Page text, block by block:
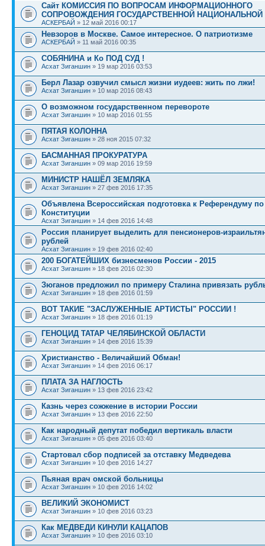
Сайт КОМИССИЯ ПО ВОПРОСАМ ИНФОРМАЦИОННОГО
СОПРОВОЖДЕНИЯ ГОСУДАРСТВЕННОЙ НАЦИОНАЛЬНОЙ
АСКЕРБАЙ » 12 май 2016 00:17
Невзоров в Москве. Самое интересное. О патриотизме
АСКЕРБАЙ » 11 май 2016 00:35
СОБЯНИНА и Ко ПОД СУД !
Асхат Зиганшин » 19 мар 2016 03:53
Берл Лазар озвучил смысл жизни иудеев: жить по лжи!
Асхат Зиганшин » 10 мар 2016 08:43
О возможном государственном перевороте
Асхат Зиганшин » 10 мар 2016 01:55
ПЯТАЯ КОЛОННА
Асхат Зиганшин » 28 ноя 2015 07:32
БАСМАННАЯ ПРОКУРАТУРА
Асхат Зиганшин » 09 мар 2016 19:59
МИНИСТР НАШЁЛ ЗЕМЛЯКА
Асхат Зиганшин » 27 фев 2016 17:35
Объявлена Всероссийская подготовка к Референдуму
Конституции
Асхат Зиганшин » 14 фев 2016 14:48
Россия планирует выделить для пенсионеров-
рублей
Асхат Зиганшин » 19 фев 2016 02:40
200 БОГАТЕЙШИХ бизнесменов России - 2015
Асхат Зиганшин » 18 фев 2016 02:30
Зюганов предложил по примеру Сталина привязать
Асхат Зиганшин » 18 фев 2016 01:59
ВОТ ТАКИЕ "ЗАСЛУЖЕННЫЕ АРТИСТЫ" РОССИИ !
Асхат Зиганшин » 18 фев 2016 01:19
ГЕНОЦИД ТАТАР ЧЕЛЯБИНСКОЙ ОБЛАСТИ
Асхат Зиганшин » 14 фев 2016 15:39
Христианство - Величайший Обман!
Асхат Зиганшин » 14 фев 2016 06:17
ПЛАТА ЗА НАГЛОСТЬ
Асхат Зиганшин » 13 фев 2016 23:42
Казнь через сожжение в истории России
Асхат Зиганшин » 13 фев 2016 22:50
Как народный депутат победил вертикаль власти
Асхат Зиганшин » 05 фев 2016 03:40
Стартовал сбор подписей за отставку Медведева
Асхат Зиганшин » 10 фев 2016 14:27
Пьяная врач омской больницы
Асхат Зиганшин » 10 фев 2016 14:02
ВЕЛИКИЙ ЭКОНОМИСТ
Асхат Зиганшин » 10 фев 2016 03:23
Как МЕДВЕДИ КИНУЛИ КАЦАПОВ
Асхат Зиганшин » 10 фев 2016 03:10